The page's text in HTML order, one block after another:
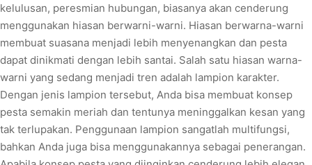
kelulusan, peresmian hubungan, biasanya akan cenderung
menggunakan hiasan berwarni-warni. Hiasan berwarna-warni
membuat suasana menjadi lebih menyenangkan dan pesta
dapat dinikmati dengan lebih santai. Salah satu hiasan warna-
warni yang sedang menjadi tren adalah lampion karakter.
Dengan jenis lampion tersebut, Anda bisa membuat konsep
pesta semakin meriah dan tentunya meninggalkan kesan yang
tak terlupakan. Penggunaan lampion sangatlah multifungsi,
bahkan Anda juga bisa menggunakannya sebagai penerangan.